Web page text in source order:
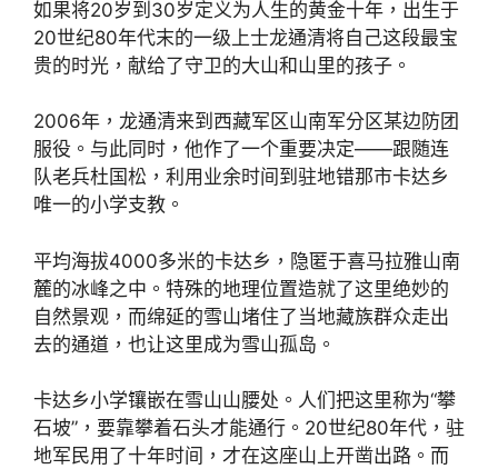
如果将20岁到30岁定义为人生的黄金十年，出生于
20世纪80年代末的一级上士龙通清将自己这段最宝
贵的时光，献给了守卫的大山和山里的孩子。
2006年，龙通清来到西藏军区山南军分区某边防团
服役。与此同时，他作了一个重要决定——跟随连
队老兵杜国松，利用业余时间到驻地错那市卡达乡
唯一的小学支教。
平均海拔4000多米的卡达乡，隐匿于喜马拉雅山南
麓的冰峰之中。特殊的地理位置造就了这里绝妙的
自然景观，而绵延的雪山堵住了当地藏族群众走出
去的通道，也让这里成为雪山孤岛。
卡达乡小学镶嵌在雪山山腰处。人们把这里称为“攀
石坡”，要靠攀着石头才能通行。20世纪80年代，驻
地军民用了十年时间，才在这座山上开凿出路。而